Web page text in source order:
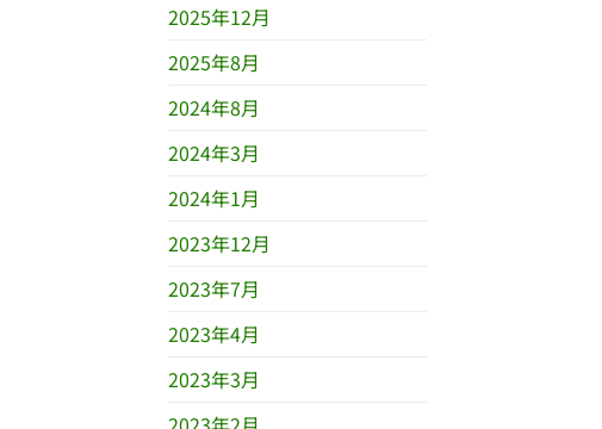
2025年12月
2025年8月
2024年8月
2024年3月
2024年1月
2023年12月
2023年7月
2023年4月
2023年3月